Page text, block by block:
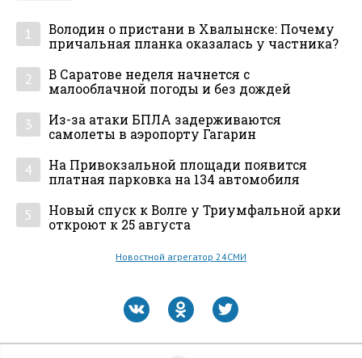
1
Володин о пристани в Хвалынске: Почему
причальная планка оказалась у частника?
2
В Саратове неделя начнется с
малооблачной погоды и без дождей
3
Из-за атаки БПЛА задерживаются
самолеты в аэропорту Гагарин
4
На Привокзальной площади появится
платная парковка на 134 автомобиля
5
Новый спуск к Волге у Триумфальной арки
откроют к 25 августа
Новостной агрегатор 24СМИ